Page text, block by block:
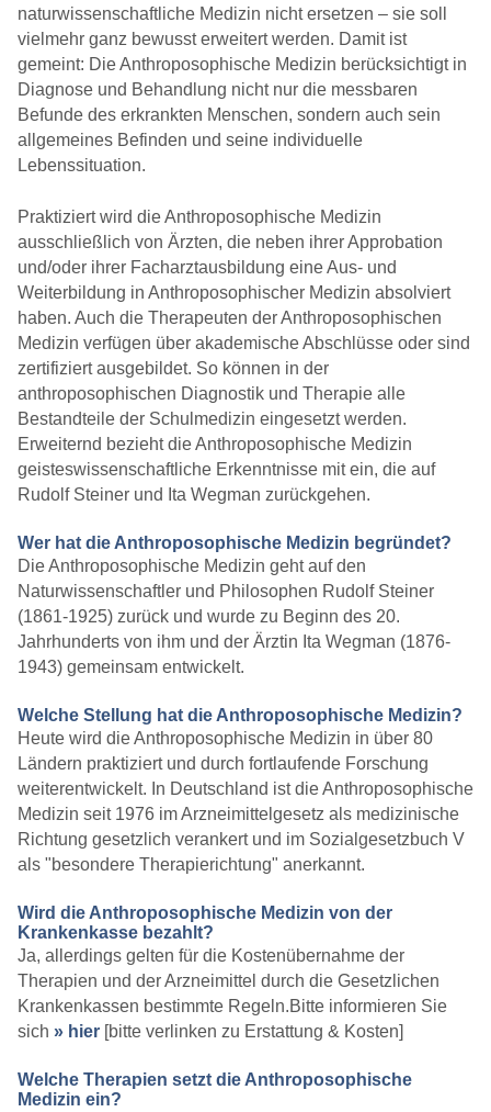
naturwissenschaftliche Medizin nicht ersetzen – sie soll
vielmehr ganz bewusst erweitert werden. Damit ist
gemeint: Die Anthroposophische Medizin berücksichtigt in
Diagnose und Behandlung nicht nur die messbaren
Befunde des erkrankten Menschen, sondern auch sein
allgemeines Befinden und seine individuelle
Lebenssituation.
Praktiziert wird die Anthroposophische Medizin
ausschließlich von Ärzten, die neben ihrer Approbation
und/oder ihrer Facharztausbildung eine Aus- und
Weiterbildung in Anthroposophischer Medizin absolviert
haben. Auch die Therapeuten der Anthroposophischen
Medizin verfügen über akademische Abschlüsse oder sind
zertifiziert ausgebildet. So können in der
anthroposophischen Diagnostik und Therapie alle
Bestandteile der Schulmedizin eingesetzt werden.
Erweiternd bezieht die Anthroposophische Medizin
geisteswissenschaftliche Erkenntnisse mit ein, die auf
Rudolf Steiner und Ita Wegman zurückgehen.
Wer hat die Anthroposophische Medizin begründet?
Die Anthroposophische Medizin geht auf den
Naturwissenschaftler und Philosophen Rudolf Steiner
(1861-1925) zurück und wurde zu Beginn des 20.
Jahrhunderts von ihm und der Ärztin Ita Wegman (1876-
1943) gemeinsam entwickelt.
Welche Stellung hat die Anthroposophische Medizin?
Heute wird die Anthroposophische Medizin in über 80
Ländern praktiziert und durch fortlaufende Forschung
weiterentwickelt. In Deutschland ist die Anthroposophische
Medizin seit 1976 im Arzneimittelgesetz als medizinische
Richtung gesetzlich verankert und im Sozialgesetzbuch V
als "besondere Therapierichtung" anerkannt.
Wird die Anthroposophische Medizin von der
Krankenkasse bezahlt?
Ja, allerdings gelten für die Kostenübernahme der
Therapien und der Arzneimittel durch die Gesetzlichen
Krankenkassen bestimmte Regeln.Bitte informieren Sie
sich » hier[bitte verlinken zu Erstattung & Kosten]
Welche Therapien setzt die Anthroposophische
Medizin ein?